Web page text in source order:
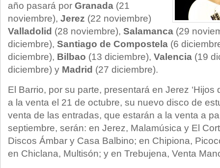
año pasará por Granada (21
noviembre), Jerez (22 noviembre)
Valladolid (28 noviembre), Salamanca (29
diciembre), Santiago de Compostela (6
diciembre), Bilbao (13 diciembre), Valencia (19
diciembre) y Madrid (27 diciembre).
El Barrio, por su parte, presentará en Jerez ‘Hijos
a la venta el 21 de octubre, su nuevo disco de
venta de las entradas, que estarán a la venta a
septiembre, serán: en Jerez, Malamúsica y El
Discos Ámbar y Casa Balbino; en Chipiona,
en Chiclana, Multisón; y en Trebujena, Venta